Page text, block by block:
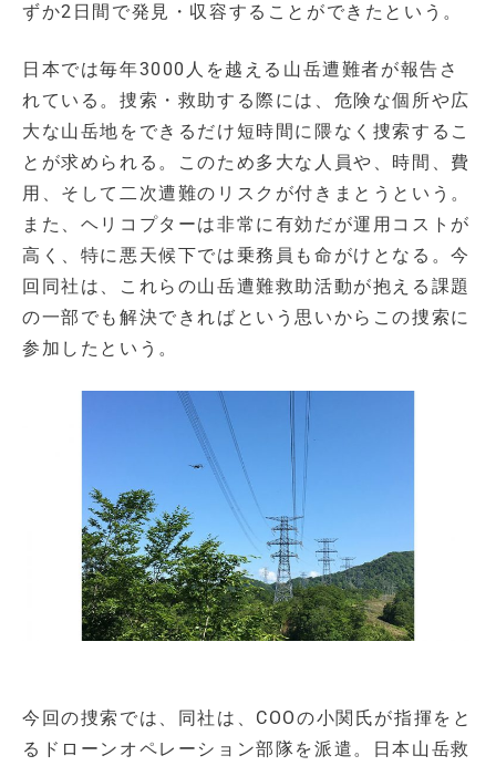
ずか2日間で発見・収容することができたという。
日本では毎年3000人を越える山岳遭難者が報告さ
れている。捜索・救助する際には、危険な個所や広
大な山岳地をできるだけ短時間に隈なく捜索するこ
とが求められる。このため多大な人員や、時間、費
用、そして二次遭難のリスクが付きまとうという。
また、ヘリコプターは非常に有効だが運用コストが
高く、特に悪天候下では乗務員も命がけとなる。今
回同社は、これらの山岳遭難救助活動が抱える課題
の一部でも解決できればという思いからこの捜索に
参加したという。
今回の捜索では、同社は、COOの小関氏が指揮をと
るドローンオペレーション部隊を派遣。日本山岳救